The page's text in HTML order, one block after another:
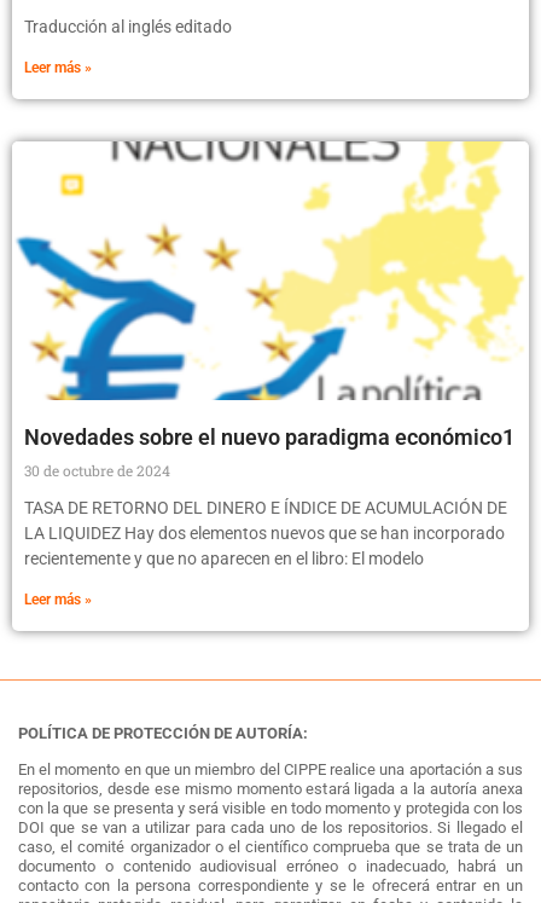
Traducción al inglés editado
Leer más »
Novedades sobre el nuevo paradigma económico1
30 de octubre de 2024
TASA DE RETORNO DEL DINERO E ÍNDICE DE ACUMULACIÓN DE
LA LIQUIDEZ Hay dos elementos nuevos que se han incorporado
recientemente y que no aparecen en el libro: El modelo
Leer más »
POLÍTICA DE PROTECCIÓN DE AUTORÍA:
En el momento en que un miembro del CIPPE realice una aportación a sus
repositorios, desde ese mismo momento estará ligada a la autoría anexa
con la que se presenta y será visible en todo momento y protegida con los
DOI que se van a utilizar para cada uno de los repositorios. Si llegado el
caso, el comité organizador o el científico comprueba que se trata de un
documento o contenido audiovisual erróneo o inadecuado, habrá un
contacto con la persona correspondiente y se le ofrecerá entrar en un